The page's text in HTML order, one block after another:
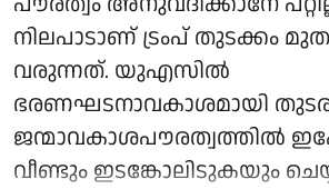
നിലപാടാണ് ട്രംപ് തുടക്കം
വരുന്നത്. യുഎസിൽ
ഭരണഘടനാവകാശമായി
ജന്മാവകാശപൗരത്വത്തിൽ
വീണ്ടും ഇടങ്കോലിടുകയും